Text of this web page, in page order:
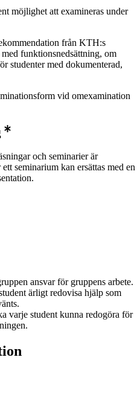
möjlighet att examineras under
från KTH:s
funktionsnedsättning, om
studenter med dokumenterad,
vid omexamination
och seminarier är
seminarium kan ersättas med en
ansvar för gruppens arbete.
ärligt redovisa hjälp som
varje student kunna redogöra för